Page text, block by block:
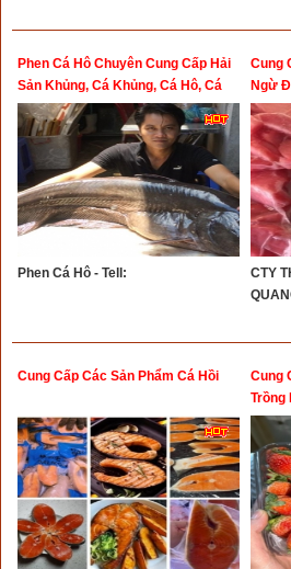
Phen Cá Hô Chuyên Cung Cấp Hải
Sản Khủng, Cá Khủng, Cá Hô, Cá
Mó Gù, Cá Leo, Cá Tấm, Cá Mõm
Trâu, Cá Anh Vũ, Cá Sọc Dưa, Cá
Hồng Chuối
Phen Cá Hô - Tell:
Cung
Ngừ
CTY
Cung Cấp Các Sản Phẩm Cá Hồi
Cung
Trồng
Bình